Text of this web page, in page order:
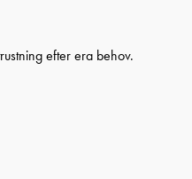
efter era behov.